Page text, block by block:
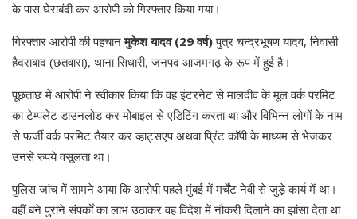
के पास घेराबंदी कर आरोपी को गिरफ्तार किया गया।
गिरफ्तार आरोपी की पहचानमुकेश यादव (29 वर्ष)पुत्र चन्द्रभूषण यादव, निवासी
हैदराबाद (छतवारा), थाना सिधारी, जनपद आजमगढ़ के रूप में हुई है।
पूछताछ में आरोपी ने स्वीकार किया कि वह इंटरनेट से मालदीव के मूल वर्क परमिट
का टेम्पलेट डाउनलोड कर मोबाइल से एडिटिंग करता था और विभिन्न लोगों के नाम
से फर्जी वर्क परमिट तैयार कर व्हाट्सएप अथवा प्रिंट कॉपी के माध्यम से भेजकर
उनसे रुपये वसूलता था।
पुलिस जांच में सामने आया कि आरोपी पहले मुंबई में मर्चेंट नेवी से जुड़े कार्य में था।
वहीं बने पुराने संपर्कों का लाभ उठाकर वह विदेश में नौकरी दिलाने का झांसा देता था